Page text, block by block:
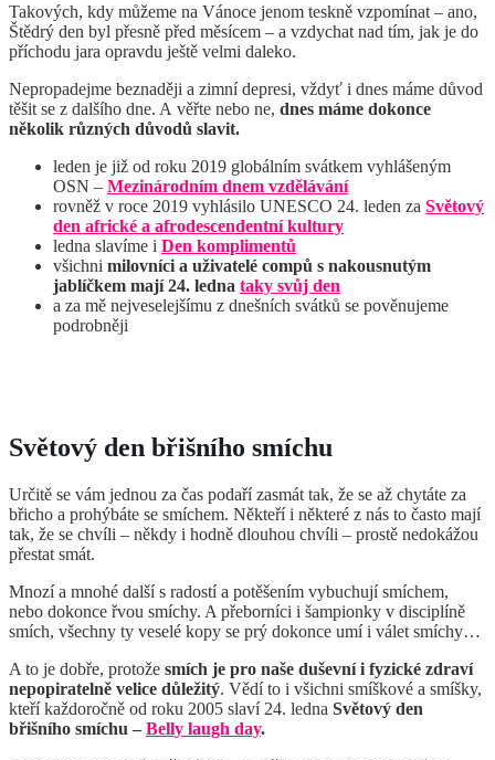
Takových, kdy můžeme na Vánoce jenom teskně vzpomínat – ano,
Štědrý den byl přesně před měsícem – a vzdychat nad tím, jak je do
příchodu jara opravdu ještě velmi daleko.
Nepropadejme beznaději a zimní depresi, vždyť i dnes máme důvod
těšit se z dalšího dne. A věřte nebo ne, dnes máme dokonce
několik různých důvodů slavit.
leden je již od roku 2019 globálním svátkem vyhlášeným
OSN – Mezinárodním dnem vzdělávání
rovněž v roce 2019 vyhlásilo UNESCO 24. leden za Světový
den africké a afrodescendentní kultury
ledna slavíme i Den komplimentů
všichni milovníci a uživatelé compů s nakousnutým
jablíčkem mají 24. ledna taky svůj den
a za mě nejveselejšímu z dnešních svátků se pověnujeme
podrobněji
Světový den břišního smíchu
Určitě se vám jednou za čas podaří zasmát tak, že se až chytáte za
břicho a prohýbáte se smíchem. Někteří i některé z nás to často mají
tak, že se chvíli – někdy i hodně dlouhou chvíli – prostě nedokážou
přestat smát.
Mnozí a mnohé další s radostí a potěšením vybuchují smíchem,
nebo dokonce řvou smíchy. A přeborníci i šampionky v disciplíně
smích, všechny ty veselé kopy se prý dokonce umí i válet smíchy…
A to je dobře, protože smích je pro naše duševní i fyzické zdraví
nepopiratelně velice důležitý. Vědí to i všichni smíškové a smíšky,
kteří každoročně od roku 2005 slaví 24. ledna Světový den
břišního smíchu – Belly laugh day.